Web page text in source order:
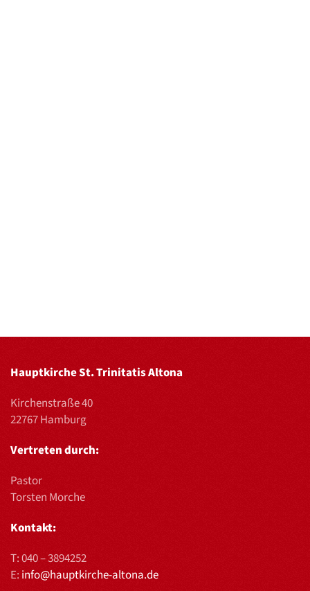
Hauptkirche St. Trinitatis Altona
Kirchenstraße 40
22767 Hamburg
Vertreten durch:
Pastor
Torsten Morche
Kontakt:
T:040 – 3894252
E: info@hauptkirche-altona.de